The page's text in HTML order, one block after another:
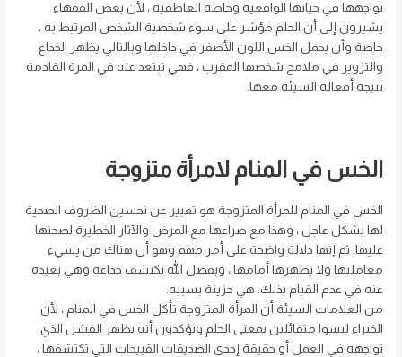
تواجهها في حياتها الواقعية وخاصة العاطفية ، لأن بعض الفقهاء
يشيرون إلى أن الحلم مؤشر على سوء شخصية الشخص المرتبط به ،
خاصة وأن يحمل الخس اللون الأصفر في داخلها وبالتالي يظهر الخداع
والتزوير في ملامح شخصها المقرب ، فهي تبتعد عنه في المرة القادمة
نتيجة أفعاله السيئة معها.
الخس في المنام لامرأة متزوجة
الخس في المنام للمرأة المتزوجة هو تعبير عن تحسين الظروف الصحية
لها بشكل عاجل ، وهذا مع صراعها مع المرض والآثار الخطيرة لصحتها
عليها. ثم إنها دلالة واضحة على أمر مهم وهو أن هناك من يسيء
معاملتها ولا يظهرها أمامها ، وبفضل الله تكتشف خداعه وهي بعيدة
عنه في عدم القيام بذلك. هي حزينة بسببه.
من العلامات السيئة أن المرأة المتزوجة تأكل الخس في المنام ، لأن
الخبراء ليسوا متفائلين بمعنى الحلم ويؤكدون أنه يظهر الفشل الذي
تواجهه في العمل أو حقيقة إحدى الصديقات القبيحات التي تكتشفها ،